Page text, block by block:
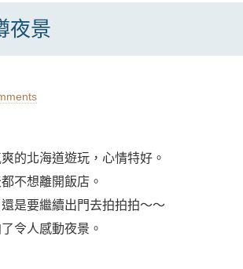
夜景
的北海道遊玩，心情特好。
不想離開飯店。
是要繼續出門去拍拍拍～～
令人感動夜景。